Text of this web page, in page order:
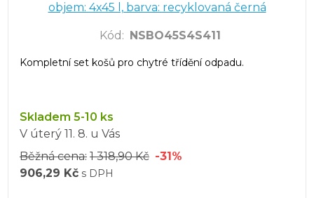
objem: 4x45 l, barva: recyklovaná černá
Kód : NSBO45S4S411
Kompletní set košů pro chytré třídění odpadu.
Skladem 5-10 ks
V úterý 11. 8. u Vás
Běžná cena: 1 318,90 Kč -31%
906,29 Kč s DPH